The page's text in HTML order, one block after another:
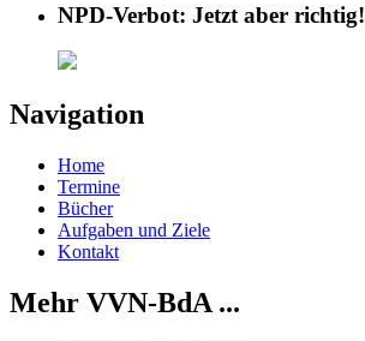
NPD-Verbot: Jetzt aber richtig!
Navigation
Home
Termine
Bücher
Aufgaben und Ziele
Kontakt
Mehr VVN-BdA ...